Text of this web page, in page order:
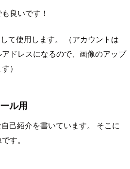
良いです！
て使用します。 （アカウントは
ドレスになるので、画像のアップ
）
ル用
己紹介を書いています。 そこに
す。